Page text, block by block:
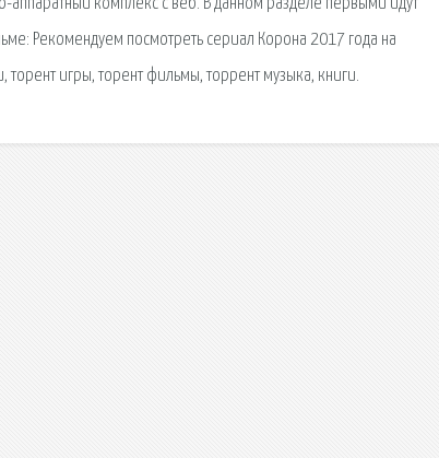
аппаратный комплекс с веб. В данном разделе первыми идут
Рекомендуем посмотреть сериал Корона 2017 года на
игры, торент фильмы, торрент музыка, книги.